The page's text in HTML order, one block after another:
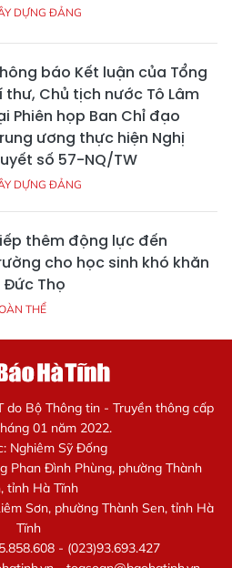
DỰNG ĐẢNG
báo Kết luận của Tổng
thư, Chủ tịch nước Tô Lâm
Phiên họp Ban Chỉ đạo
ương thực hiện Nghị
số 57-NQ/TW
DỰNG ĐẢNG
thêm động lực đến
cho học sinh khó khăn
Đức Thọ
THỂ
do Bộ Thông tin - Truyền thông cấp
01 năm 2022.
Nghiêm Sỹ Đống
Phan Đình Phùng, phường Thành
tỉnh Hà Tĩnh
Sơn, phường Thành Sen, tỉnh Hà
Tĩnh
- (023)93.693.427